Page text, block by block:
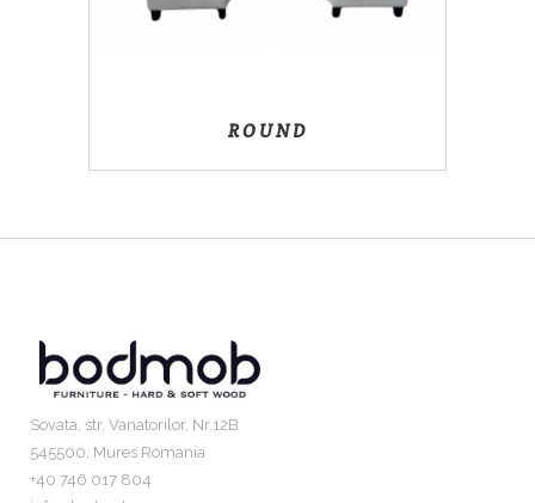
ROUND
Sovata, str. Vanatorilor, Nr.12B
545500, Mures Romania
+40 746 017 804